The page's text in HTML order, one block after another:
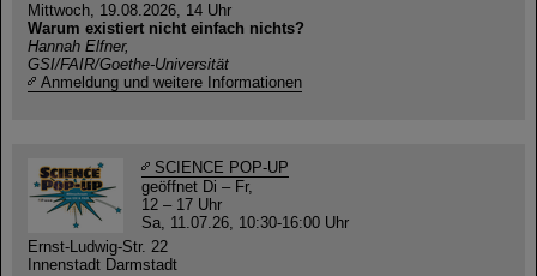
Mittwoch, 19.08.2026, 14 Uhr
Warum existiert nicht einfach nichts?
Hannah Elfner,
GSI/FAIR/Goethe-Universität
Anmeldung und weitere Informationen
SCIENCE POP-UP
geöffnet Di – Fr,
12 – 17 Uhr
Sa, 11.07.26, 10:30-16:00 Uhr
Ernst-Ludwig-Str. 22
Innenstadt Darmstadt